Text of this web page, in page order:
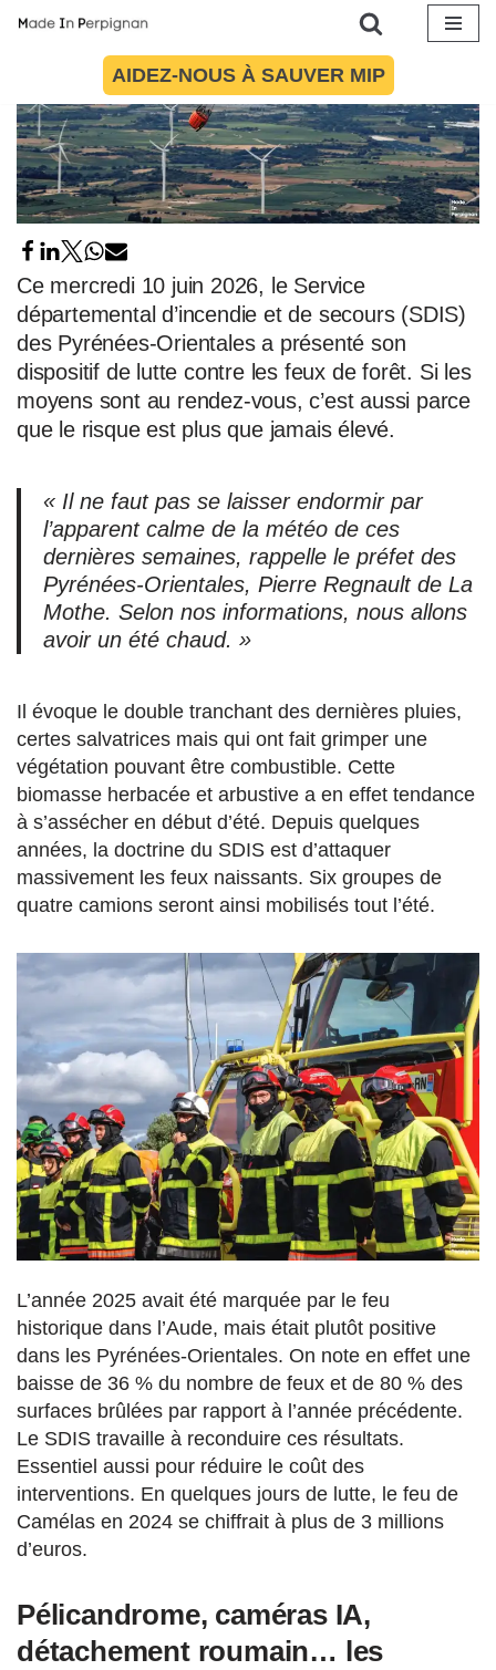
contenu
AIDEZ-NOUS À SAUVER MIP
Ce mercredi 10 juin 2026, le Service
départemental d’incendie et de secours (SDIS)
des Pyrénées-Orientales a présenté son
dispositif de lutte contre les feux de forêt. Si les
moyens sont au rendez-vous, c’est aussi parce
que le risque est plus que jamais élevé.
« Il ne faut pas se laisser endormir par
l’apparent calme de la météo de ces
dernières semaines, rappelle le préfet des
Pyrénées-Orientales, Pierre Regnault de La
Mothe. Selon nos informations, nous allons
avoir un été chaud. »
Il évoque le double tranchant des dernières pluies,
certes salvatrices mais qui ont fait grimper une
végétation pouvant être combustible. Cette
biomasse herbacée et arbustive a en effet tendance
à s’assécher en début d’été. Depuis quelques
années, la doctrine du SDIS est d’attaquer
massivement les feux naissants. Six groupes de
quatre camions seront ainsi mobilisés tout l’été.
L’année 2025 avait été marquée par le feu
historique dans l’Aude, mais était plutôt positive
dans les Pyrénées-Orientales. On note en effet une
baisse de 36 % du nombre de feux et de 80 % des
surfaces brûlées par rapport à l’année précédente.
Le SDIS travaille à reconduire ces résultats.
Essentiel aussi pour réduire le coût des
interventions. En quelques jours de lutte, le feu de
Camélas en 2024 se chiffrait à plus de 3 millions
d’euros.
Pélicandrome, caméras IA,
détachement roumain… les